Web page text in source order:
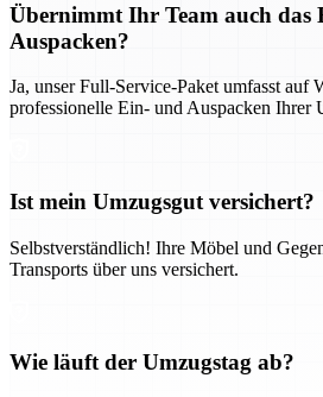
Übernimmt Ihr Team auch das
Auspacken?
Ja, unser Full-Service-Paket umfasst auf
professionelle Ein- und Auspacken Ihrer
Ist mein Umzugsgut versichert?
Selbstverständlich! Ihre Möbel und
Transports über uns versichert.
Wie läuft der Umzugstag ab?